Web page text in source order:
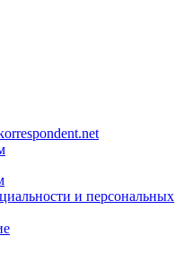
и персональных